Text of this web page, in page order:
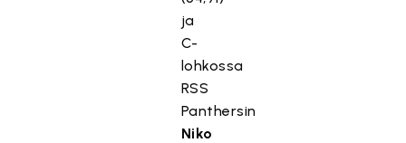
ja
C-
lohkossa
RSS
Panthersin
Niko